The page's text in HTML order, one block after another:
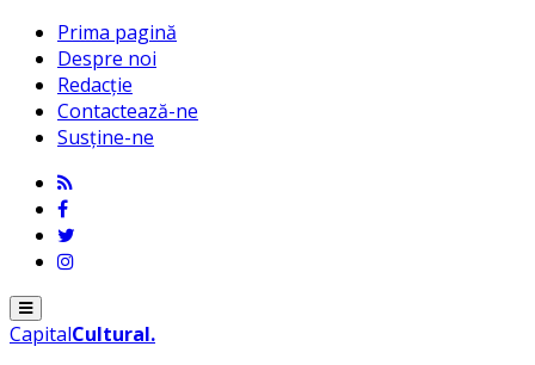
Prima pagină
Despre noi
Redacție
Contactează-ne
Susține-ne
Menu
CapitalCultural.